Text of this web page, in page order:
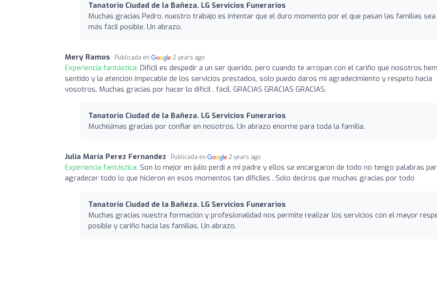
Tanatorio Ciudad de la Bañeza. LG Servicios Funerarios
Muchas gracias Pedro, nuestro trabajo es intentar que el duro momento por el que pasan las familias
más fácil posible. Un abrazo.
Mery Ramos Publicada en 2 years ago
Experiencia fantástica: Difícil es despedir a un ser querido, pero cuando te arropan con el cariño que nosotros
sentido y la atención impecable de los servicios prestados, solo puedo daros mi agradecimiento y respeto hacia
vosotros. Muchas gracias por hacer lo difícil , fácil, GRACIAS GRACIAS GRACIAS.
Tanatorio Ciudad de la Bañeza. LG Servicios Funerarios
Muchísimas gracias por confiar en nosotros. Un abrazo enorme para toda la familia.
Julia Maria Perez Fernandez Publicada en 2 years ago
Experiencia fantástica: Son lo mejor en julio perdí a mi padre y ellos se encargaron de todo no tengo palabras
agradecer todo lo que hicieron en esos momentos tan difíciles . Sólo deciros que muchas gracias por todo
Tanatorio Ciudad de la Bañeza. LG Servicios Funerarios
Muchas gracias nuestra formación y profesionalidad nos permite realizar los servicios con el mayor
posible y cariño hacia las familias. Un abrazo.